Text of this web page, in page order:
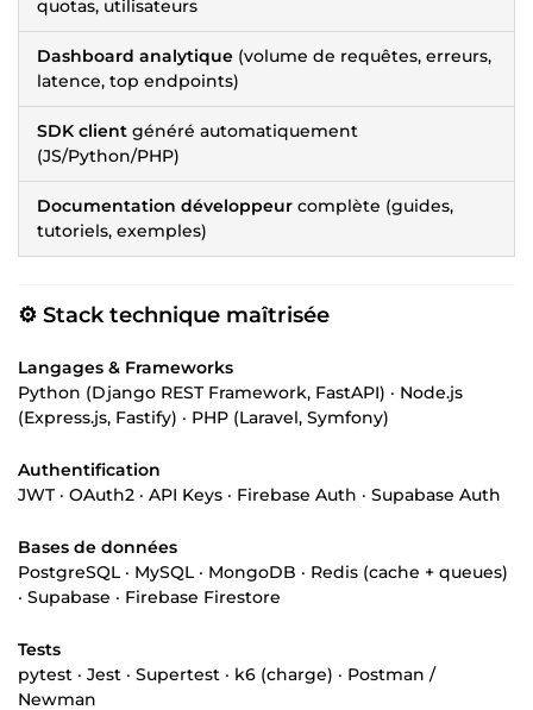
quotas, utilisateurs
Dashboard analytique (volume de requêtes, erreurs,
latence, top endpoints)
SDK client généré automatiquement
(JS/Python/PHP)
Documentation développeur complète (guides,
tutoriels, exemples)
⚙️ Stack technique maîtrisée
Langages & Frameworks
Python (Django REST Framework, FastAPI) · Node.js
(Express.js, Fastify) · PHP (Laravel, Symfony)
Authentification
JWT · OAuth2 · API Keys · Firebase Auth · Supabase Auth
Bases de données
PostgreSQL · MySQL · MongoDB · Redis (cache + queues)
· Supabase · Firebase Firestore
Tests
pytest · Jest · Supertest · k6 (charge) · Postman /
Newman